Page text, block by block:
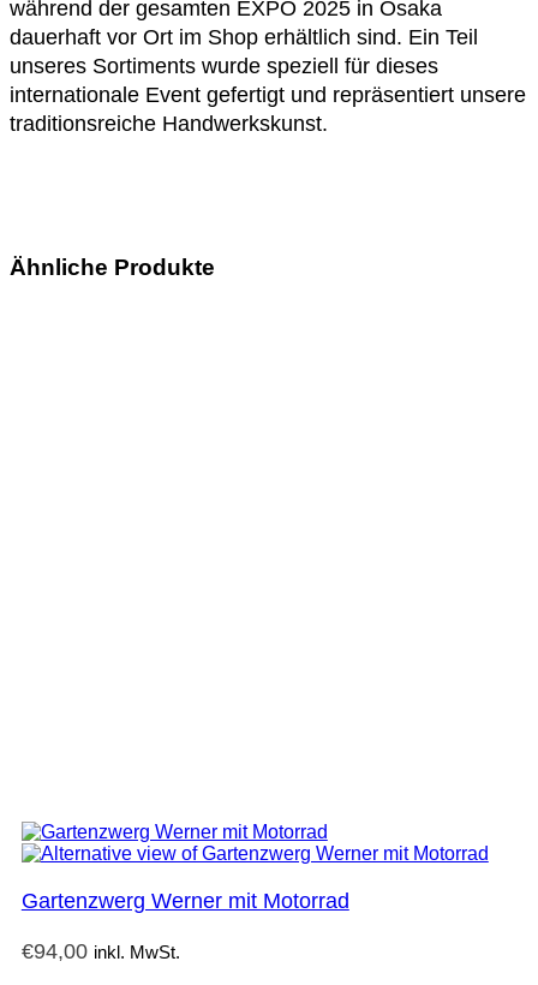
während der gesamten EXPO 2025 in Osaka
dauerhaft vor Ort im Shop erhältlich sind. Ein Teil
unseres Sortiments wurde speziell für dieses
internationale Event gefertigt und repräsentiert unsere
traditionsreiche Handwerkskunst.
Ähnliche Produkte
Gartenzwerg Werner mit Motorrad
€94,00 inkl. MwSt.